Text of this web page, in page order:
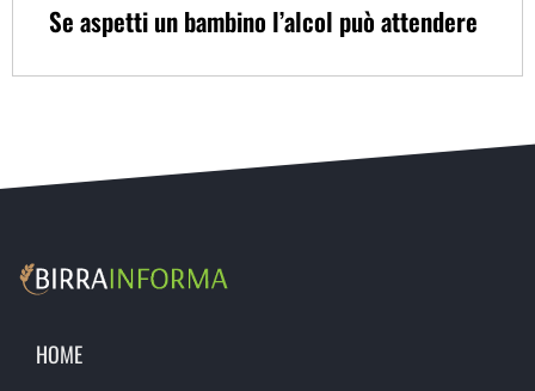
Se aspetti un bambino l’alcol può attendere
HOME